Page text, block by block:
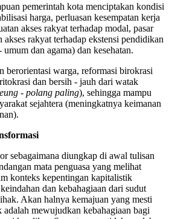
pemerintah kota menciptakan kondisi
harga, perluasan kesempatan kerja
akses rakyat terhadap modal, pasar
rakyat terhadap ekstensi pendidikan
dan agama) dan kesehatan.
berorientasi warga, reformasi birokrasi
dan bersih - jauh dari watak
- polang paling), sehingga mampu
sejahtera (meningkatnya keimanan
sebagaimana diungkap di awal tulisan
mata penguasa yang melihat
konteks kepentingan kapitalistik
dan kebahagiaan dari sudut
Akan halnya kemajuan yang mesti
mewujudkan kebahagiaan bagi